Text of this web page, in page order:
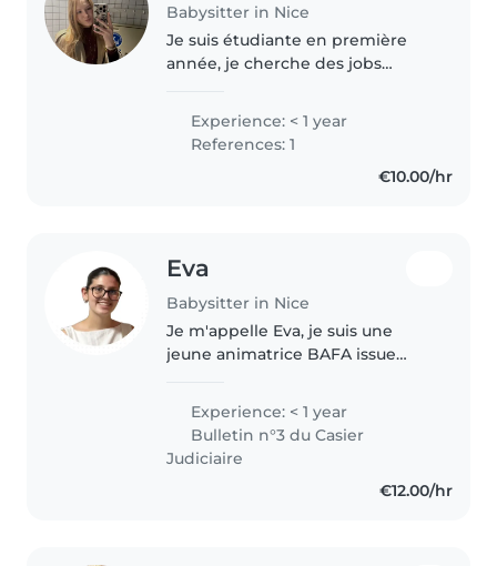
Babysitter in Nice
Je suis étudiante en première
année, je cherche des jobs
et responsable, j'adore rendre
service. Je suis ravie de prendre
soin des enfants. J'adore..
Experience: < 1 year
References: 1
€10.00/hr
Eva
Babysitter in Nice
Je m'appelle Eva, je suis une
jeune animatrice BAFA issue
d'enfants de maternelle, en
organisant des activités
manuelles, des jeux..
Experience: < 1 year
Bulletin n°3 du Casier
Judiciaire
€12.00/hr